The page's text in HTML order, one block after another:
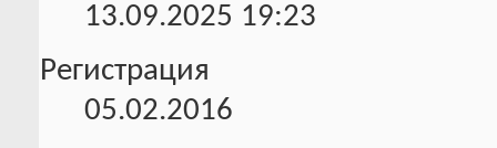
13.09.2025 19:23
Регистрация
05.02.2016